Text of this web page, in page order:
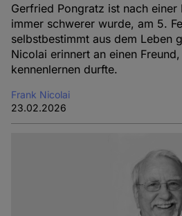
Gerfried Pongratz ist nach einer
immer schwerer wurde, am 5.
selbstbestimmt aus dem Leben
Nicolai erinnert an einen
kennenlernen durfte.
Frank Nicolai
23.02.2026